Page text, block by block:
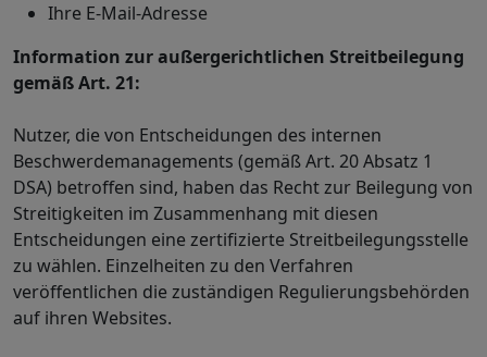
Ihre E-Mail-Adresse
Information zur außergerichtlichen Streitbeilegung
gemäß Art. 21:
Nutzer, die von Entscheidungen des internen
Beschwerdemanagements (gemäß Art. 20 Absatz 1
DSA) betroffen sind, haben das Recht zur Beilegung von
Streitigkeiten im Zusammenhang mit diesen
Entscheidungen eine zertifizierte Streitbeilegungsstelle
zu wählen. Einzelheiten zu den Verfahren
veröffentlichen die zuständigen Regulierungsbehörden
auf ihren Websites.